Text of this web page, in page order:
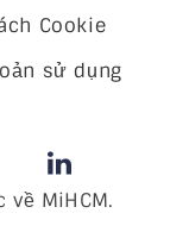
Cookie
sử dụng
về MiHCM.